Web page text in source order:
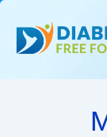
Skip
content